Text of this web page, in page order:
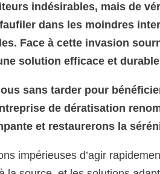
indésirables, mais de
dans les moindres
Face à cette invasion
solution efficace et
sans tarder pour
de dératisation
et restaurerons la
impérieuses d’agir